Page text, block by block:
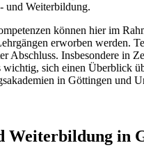
und Weiterbildung.
können hier im
erworben werden.
Abschluss. Insbesondere in
wichtig, sich einen Überblick
in Göttingen und
Weiterbildung in